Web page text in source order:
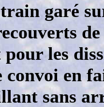
garé
les
en
sans